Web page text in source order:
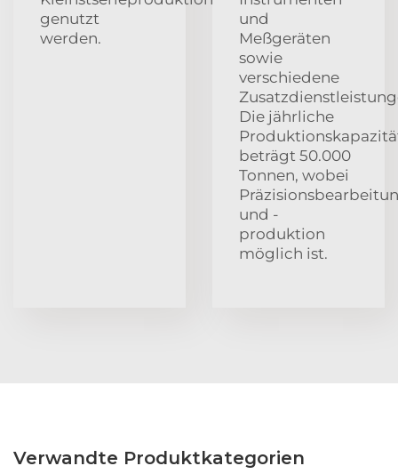
genutzt
werden.
und
Meßgeräten
sowie
verschiedene
Die jährliche
beträgt 50.000
Tonnen, wobei
und -
produktion
möglich ist.
Verwandte Produktkategorien